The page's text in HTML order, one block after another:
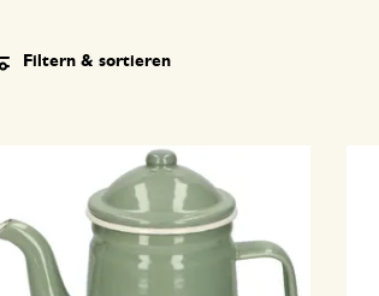
Filtern & sortieren